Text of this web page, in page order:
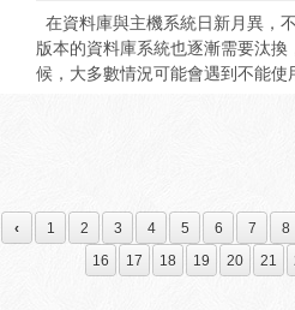
Personal Use)的字型，這類型的
買(Buy Commercial License)。購
的價格和方案。 如下圖的字型價格
擁有不可轉讓、可商業使用的永
在資料庫與主機系統日新月異，
版本的資料庫系統也逐漸需要汰
候，大多數情況可能會遇到不能使
事本開啟備份檔案.sql檢查修改確
匯入的資料庫 名稱，若備份的資
同，請依照將要匯入的名稱修改
‹ 1 2 3 4 5 6 7 8
16
17 18 19 20 21